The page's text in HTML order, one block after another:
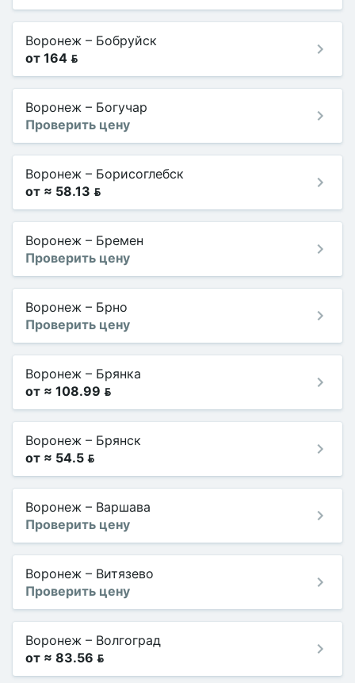
Воронеж – Бобруйск
от 164 
Воронеж – Богучар
Проверить цену
Воронеж – Борисоглебск
от ≈ 58.13 
Воронеж – Бремен
Проверить цену
Воронеж – Брно
Проверить цену
Воронеж – Брянка
от ≈ 108.99 
Воронеж – Брянск
от ≈ 54.5 
Воронеж – Варшава
Проверить цену
Воронеж – Витязево
Проверить цену
Воронеж – Волгоград
от ≈ 83.56 